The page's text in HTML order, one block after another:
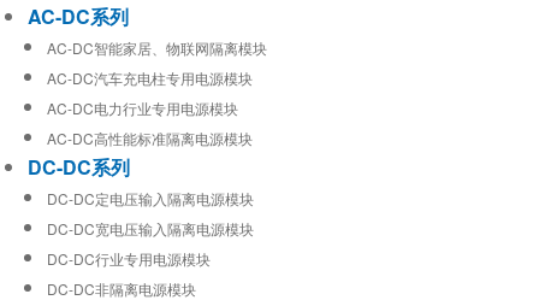
AC-DC系列
AC-DC智能家居、物联网隔离模块
AC-DC汽车充电柱专用电源模块
AC-DC电力行业专用电源模块
AC-DC高性能标准隔离电源模块
DC-DC系列
DC-DC定电压输入隔离电源模块
DC-DC宽电压输入隔离电源模块
DC-DC行业专用电源模块
DC-DC非隔离电源模块